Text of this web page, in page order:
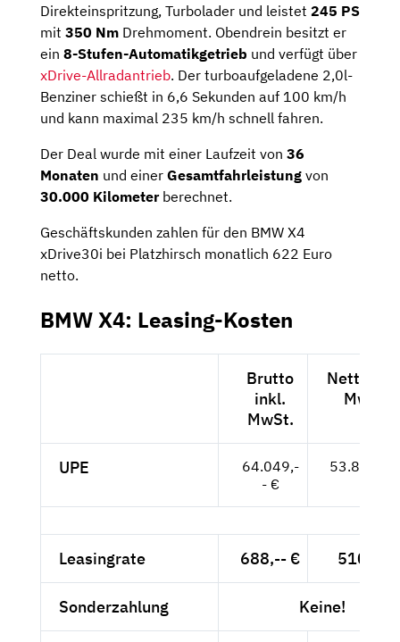
Direkteinspritzung, Turbolader und leistet 245 PS
mit 350 Nm Drehmoment. Obendrein besitzt er
ein 8-Stufen-Automatikgetrieb und verfügt über
xDrive-Allradantrieb. Der turboaufgeladene 2,0l-
Benziner schießt in 6,6 Sekunden auf 100 km/h
und kann maximal 235 km/h schnell fahren.
Der Deal wurde mit einer Laufzeit von 36
Monaten und einer Gesamtfahrleistung von
30.000 Kilometerberechnet.
Geschäftskunden zahlen für den BMW X4
xDrive30i bei Platzhirsch monatlich 622 Euro
netto.
BMW X4: Leasing-Kosten
Brutto
inkl.
MwSt.
Netto
MwSt.
UPE
64.049,-
- €
53.823,--
Leasingrate 688,-- € 510,-- €
Sonderzahlung Keine!